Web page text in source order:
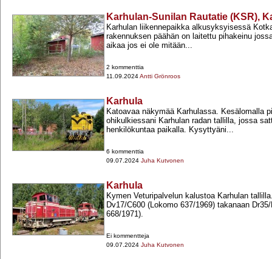
Karhulan-Sunilan Rautatie (KSR),
Karhulan liikennepaikka alkusyksyisessä
rakennuksen päähän on laitettu pihakeinu
aikaa jos ei ole mitään...
2 kommenttia
11.09.2024Antti Grönroos
Karhula
Katoavaa näkymää Karhulassa. Kesälomalla
ohikulkiessani Karhulan radan tallilla, jossa
henkilökuntaa paikalla. Kysyttyäni...
6 kommenttia
09.07.2024 Juha Kutvonen
Karhula
Kymen Veturipalvelun kalustoa Karhulan
Dv17/C600 (Lokomo 637/1969) takanaan
668/1971).
Ei kommentteja
09.07.2024 Juha Kutvonen